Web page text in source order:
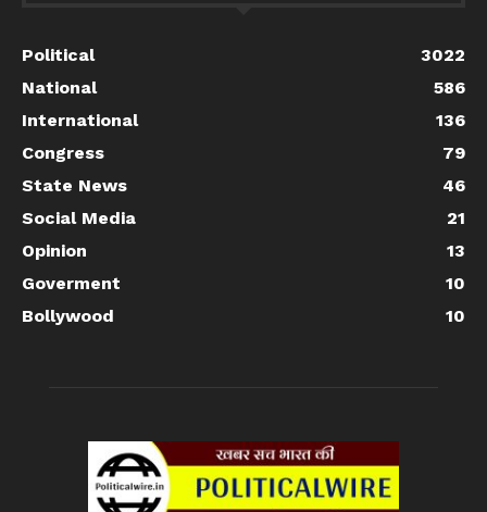
Political
3022
National
586
International
136
Congress
79
State News
46
Social Media
21
Opinion
13
Goverment
10
Bollywood
10